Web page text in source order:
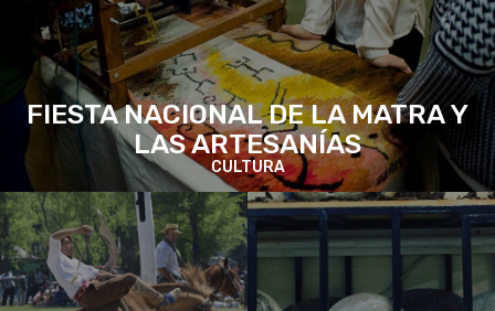
FIESTA NACIONAL DE LA MATRA Y
LAS ARTESANÍAS
CULTURA